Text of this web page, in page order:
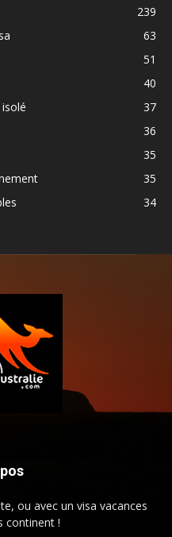
239
63
51
40
37
36
35
35
34
ou avec un visa vacances
continent !